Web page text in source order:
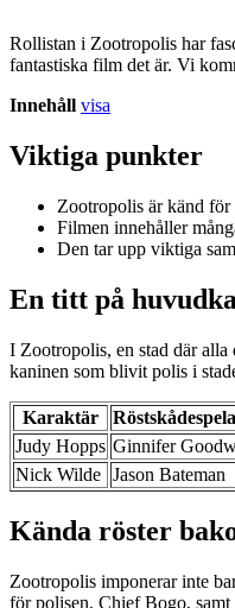
Rollistan i Zootropolis har
fantastiska film det är. Vi
Innehåll visa
Viktiga punkter
Zootropolis är känd
Filmen innehåller
Den tar upp viktiga
En titt på
I Zootropolis, en stad där
kaninen som blivit polis i
Karaktär
Judy Hopps Ginnifer
Nick Wilde Jason Bateman
Kända röster
Zootropolis imponerar inte
för polisen, Chief Bogo,